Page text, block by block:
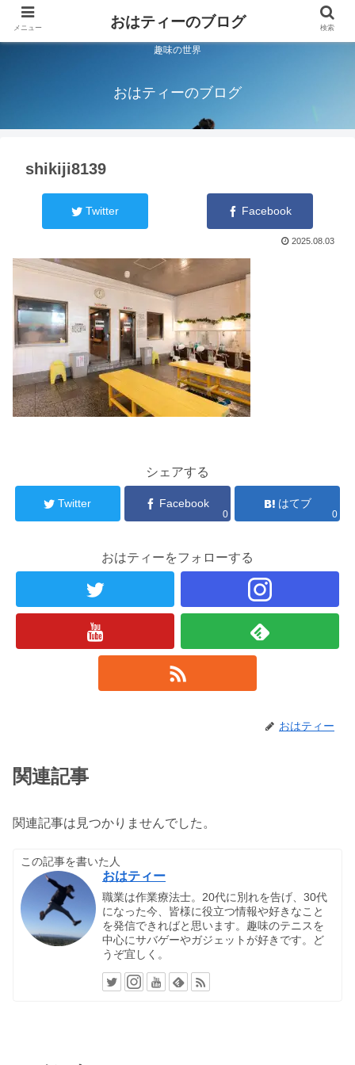
趣味の世界
おはティーのブログ
shikiji8139
Twitter Facebook
2025.08.03
シェアする
Twitter Facebook
0
はてブ
0
おはティーをフォローする
おはティー
関連記事
関連記事は見つかりませんでした。
この記事を書いた人
おはティー
職業は作業療法士。20代に別れを告げ、30代
になった今、皆様に役立つ情報や好きなこと
を発信できればと思います。趣味のテニスを
中心にサバゲーやガジェットが好きです。ど
うぞ宜しく。
メニュー おはティーのブログ 検索